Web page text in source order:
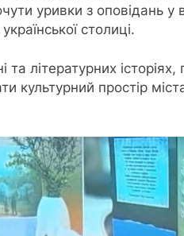
уривки з оповідань у
столиці.
літературних
культурний простір